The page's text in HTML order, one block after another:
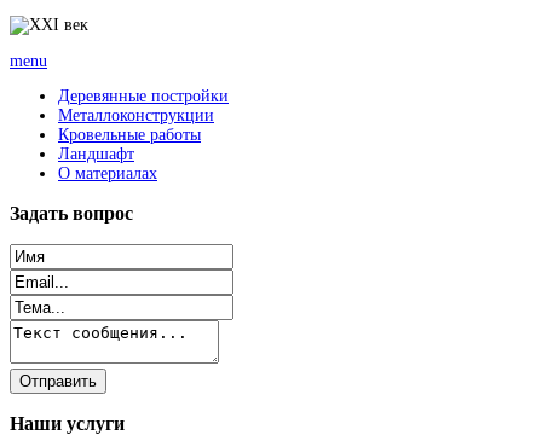
menu
Деревянные постройки
Металлоконструкции
Кровельные работы
Ландшафт
О материалах
Задать вопрос
Наши услуги